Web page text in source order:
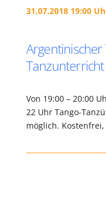
31.07.2018 19:00
Von 19:00 – 20:00
22 Uhr Tango-
möglich.